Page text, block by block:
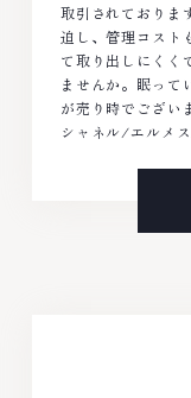
取引されておりま
迫し、管理コスト
て取り出しにくく
ませんか。眠って
が売り時でござい
シャネル/エルメ